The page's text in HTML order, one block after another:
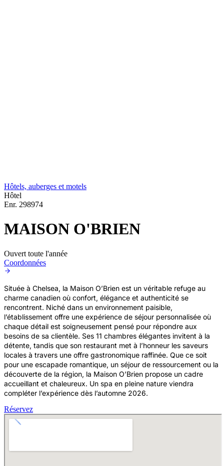
Hôtels, auberges et motels
Hôtel
Enr. 298974
MAISON O'BRIEN
Ouvert toute l'année
Coordonnées
Située à Chelsea, la Maison O’Brien est un véritable refuge au
charme canadien où confort, élégance et authenticité se
rencontrent. Niché dans un environnement paisible,
l’établissement offre une expérience de séjour personnalisée où
chaque détail est soigneusement pensé pour répondre aux
besoins de sa clientèle. Ses 11 chambres élégantes invitent à la
détente, tandis que son restaurant met à l’honneur les saveurs
locales à travers une offre gastronomique raffinée. Que ce soit
pour une escapade romantique, un séjour de ressourcement ou la
découverte de la région, la Maison O’Brien propose un cadre
accueillant et chaleureux. Un spa en pleine nature viendra
compléter l’expérience dès l’automne 2026.
Réservez